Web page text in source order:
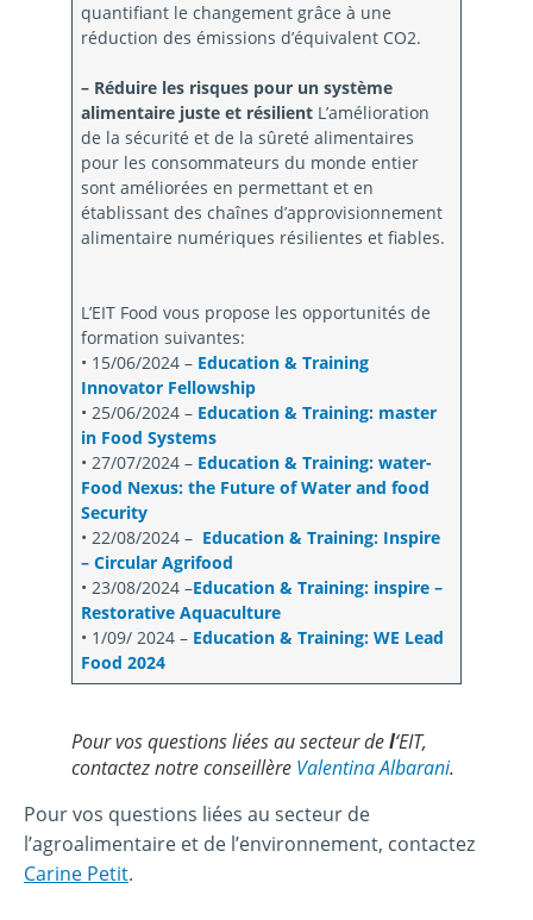
quantifiant le changement grâce à une
réduction des émissions d’équivalent CO2.
– Réduire les risques pour un système
alimentaire juste et résilient L’amélioration
de la sécurité et de la sûreté alimentaires
pour les consommateurs du monde entier
sont améliorées en permettant et en
établissant des chaînes d’approvisionnement
alimentaire numériques résilientes et fiables.
L’EIT Food vous propose les opportunités de
formation suivantes:
• 15/06/2024 – Education & Training
Innovator Fellowship
• 25/06/2024 – Education & Training: master
in Food Systems
• 27/07/2024 – Education & Training: water-
Food Nexus: the Future of Water and food
Security
• 22/08/2024 – Education & Training: Inspire
– Circular Agrifood
• 23/08/2024 –Education & Training: inspire –
Restorative Aquaculture
• 1/09/ 2024 – Education & Training: WE Lead
Food 2024
Pour vos questions liées au secteur del‘EIT,
contactez notre conseillère Valentina Albarani.
Pour vos questions liées au secteur de
l’agroalimentaire et de l’environnement, contactez
Carine Petit.